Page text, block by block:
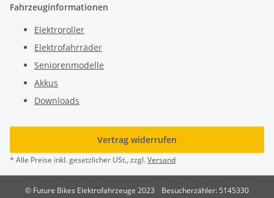
Fahrzeuginformationen
Elektroroller
Elektrofahrräder
Seniorenmodelle
Akkus
Downloads
Vertrag widerrufen
* Alle Preise inkl. gesetzlicher USt., zzgl.Versand
© Future Bikes Elektrofahrzeuge 2023
Besucherzähler: 5145330